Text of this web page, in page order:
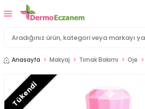
Anasayfa Makyaj Tırnak Bakımı Oje
Tükendi